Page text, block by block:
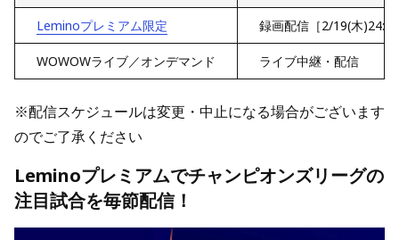
Leminoプレミアム限定 録画配信［2/19(木
WOWOWライブ／オンデマンド ライブ中継・配信
※配信スケジュールは変更・中止になる場合がございます
のでご了承ください
Leminoプレミアムでチャンピオンズリーグの
注目試合を毎節配信！